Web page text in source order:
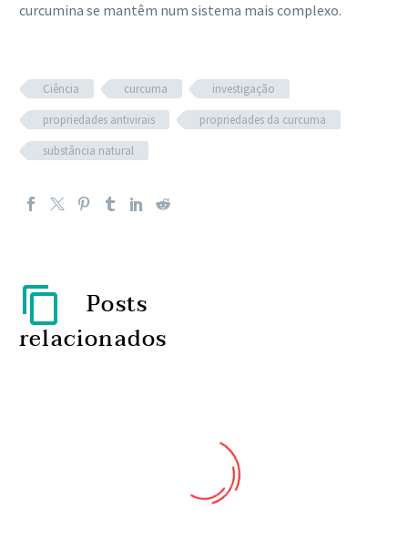
curcumina se mantêm num sistema mais complexo.
Ciência curcuma
investigação
propriedades antivirais
propriedades da curcuma
substância natural
Posts
relacionados